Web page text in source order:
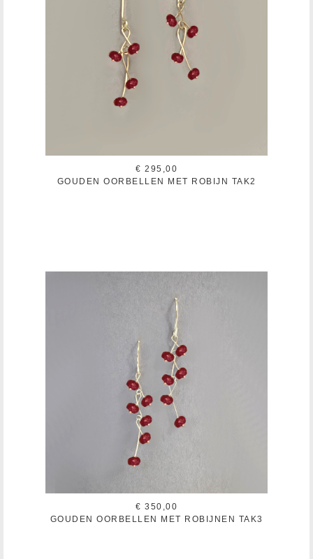
€ 295,00
GOUDEN OORBELLEN MET ROBIJN TAK2
€ 350,00
GOUDEN OORBELLEN MET ROBIJNEN TAK3